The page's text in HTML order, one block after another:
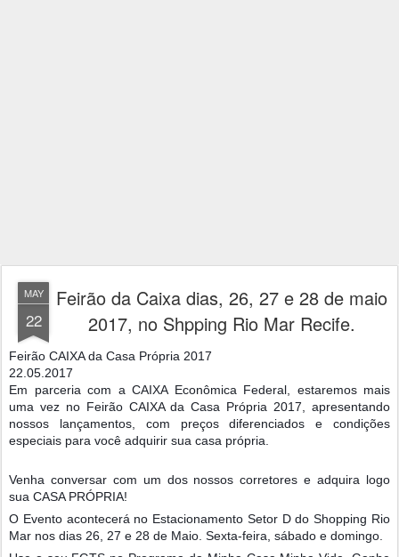
MAY
22
Feirão da Caixa dias, 26, 27 e 28 de maio
2017, no Shpping Rio Mar Recife.
Feirão CAIXA da Casa Própria 2017
22.05.2017
Em parceria com a CAIXA Econômica Federal, estaremos mais
uma vez no Feirão CAIXA da Casa Própria 2017, apresentando
nossos lançamentos, com preços diferenciados e condições
especiais para você adquirir sua casa própria.
Venha conversar com um dos nossos corretores e adquira logo
sua CASA PRÓPRIA!
O Evento acontecerá no Estacionamento Setor D do Shopping Rio
Mar nos dias 26, 27 e 28 de Maio. Sexta-feira, sábado e domingo.